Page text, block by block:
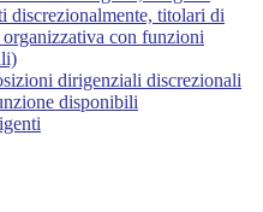
discrezionalmente, titolari di
con funzioni
dirigenziali discrezionali
disponibili